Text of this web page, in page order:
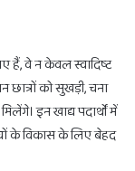
हैं, वे न केवल स्वादिष्ट
छात्रों को सुखड़ी, चना
इन खाद्य पदार्थों में
के विकास के लिए बेहद